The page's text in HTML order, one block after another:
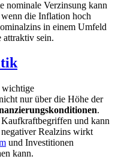
nominale Verzinsung kann
die Inflation hoch
in einem Umfeld
attraktiv sein.
wichtige
nur über die Höhe der
.
und kann
Realzins wirkt
und Investitionen
kann.